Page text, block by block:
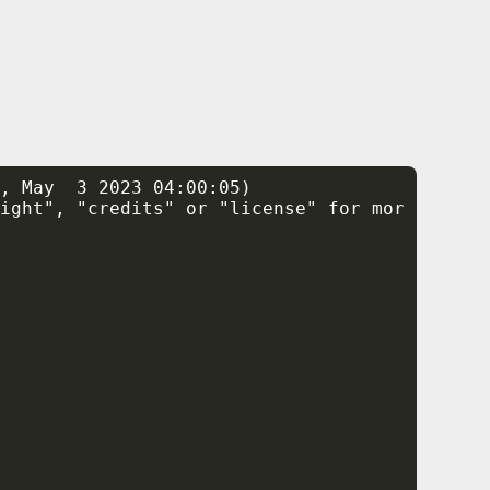
\n\n
May 3 2023 04:00:05)
"credits" or "license" for mor
jQuery Terminal